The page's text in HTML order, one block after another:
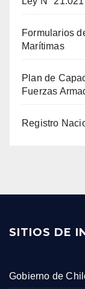
Formularios
Marítimas
Plan de
Fuerzas
Registro
SITIOS DE
Gobierno de